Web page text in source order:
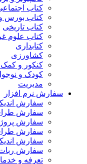
کتاب
کتاب بورس
کتاب تاریخی
کتاب علوم
کتابداری
کشاورزی
کنکور و
کودک و
مدیریت
سفارش نرم افزار
سفارش
سفارش
سفارش
سفارش
سفارش
سفارش
تعرفه و